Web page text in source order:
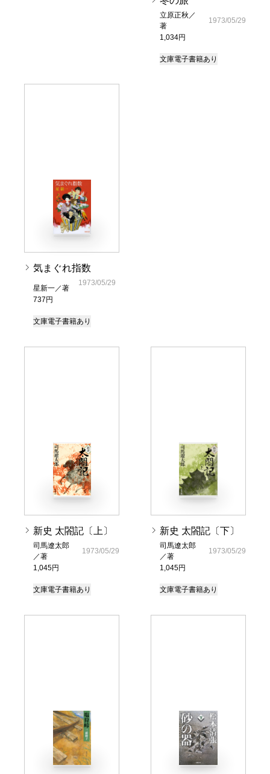
立原正秋／
著
1,034円
1973/05/29
文庫電子書籍あり
気まぐれ指数
星新一／著
737円
1973/05/29
文庫電子書籍あり
新史 太閤記〔上〕
司馬遼太郎
／著
1,045円
1973/05/29
文庫電子書籍あり
新史 太閤記〔下〕
司馬遼太郎
／著
1,045円
1973/05/29
文庫電子書籍あり